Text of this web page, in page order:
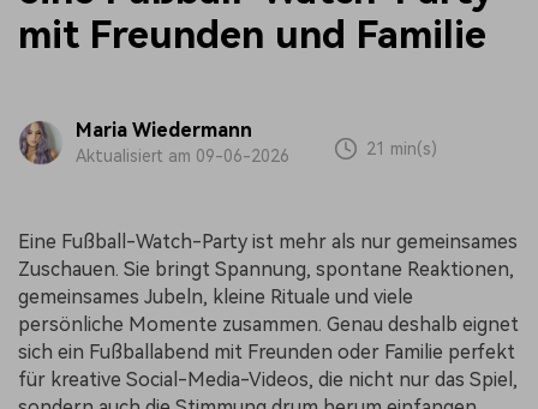
mit Freunden und Familie
Maria Wiedermann
Aktualisiert am 09-06-2026 21 min(s)
Eine Fußball-Watch-Party ist mehr als nur gemeinsames
Zuschauen. Sie bringt Spannung, spontane Reaktionen,
gemeinsames Jubeln, kleine Rituale und viele
persönliche Momente zusammen. Genau deshalb eignet
sich ein Fußballabend mit Freunden oder Familie perfekt
für kreative Social-Media-Videos, die nicht nur das Spiel,